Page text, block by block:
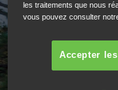
les traitements que nous
vous pouvez consulter
Accepter